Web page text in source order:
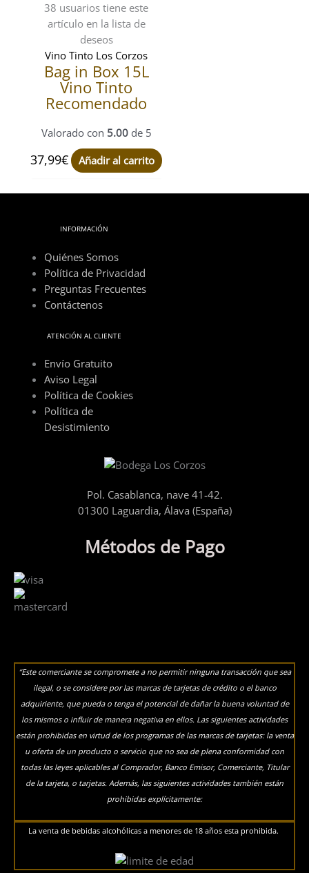
38 usuarios tiene este
artículo en la lista de
deseos
Vino Tinto Los Corzos
Bag in Box 15L
Vino Tinto
Recomendado
Valorado con 5.00de 5
37,99€ Añadir al carrito
INFORMACIÓN
Quiénes Somos
Política de Privacidad
Preguntas Frecuentes
Contáctenos
ATENCIÓN AL CLIENTE
Envío Gratuito
Aviso Legal
Política de Cookies
Política de
Desistimiento
Pol. Casablanca, nave 41-42.
01300 Laguardia, Álava (España)
Métodos de Pago
“Este comerciante se compromete a no permitir ninguna transacción que sea
ilegal, o se considere por las marcas de tarjetas de crédito o el banco
adquiriente, que pueda o tenga el potencial de dañar la buena voluntad de
los mismos o influir de manera negativa en ellos. Las siguientes actividades
están prohibidas en virtud de los programas de las marcas de tarjetas: la venta
u oferta de un producto o servicio que no sea de plena conformidad con
todas las leyes aplicables al Comprador, Banco Emisor, Comerciante, Titular
de la tarjeta, o tarjetas. Además, las siguientes actividades también están
prohibidas explícitamente:
La venta de bebidas alcohólicas a menores de 18 años esta prohibida.